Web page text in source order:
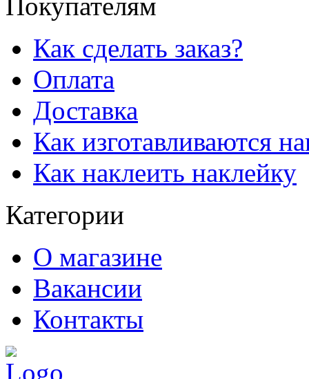
Как сделать заказ?
Оплата
Доставка
Как изготавливаются
Как наклеить наклейку
Категории
О магазине
Вакансии
Контакты